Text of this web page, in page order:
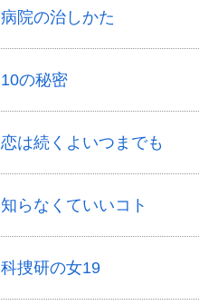
病院の治しかた
10の秘密
恋は続くよいつまでも
知らなくていいコト
科捜研の女19